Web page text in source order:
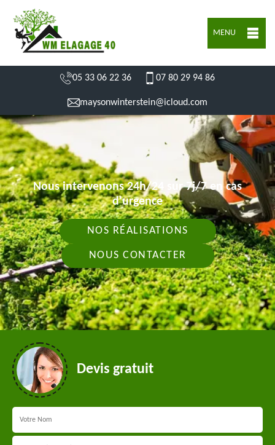
MENU
05 33 06 22 36 07 80 29 94 86
maysonwinterstein@icloud.com
Nous intervenons 24h/24 sur 7j/7 en cas
d'urgence
NOS RÉALISATIONS
NOUS CONTACTER
Devis gratuit